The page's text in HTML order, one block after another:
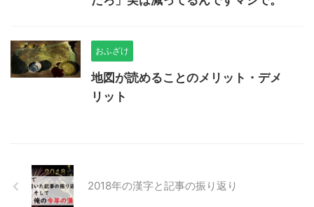
おふざけ
地図が読めることのメリット・デメ
リット
2018年の漢字と記事の振り返り